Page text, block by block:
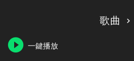
歌曲
一鍵播放